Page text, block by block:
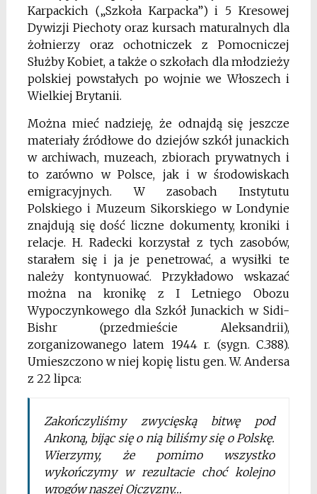
Karpackich („Szkoła Karpacka”) i 5 Kresowej
Dywizji Piechoty oraz kursach maturalnych dla
żołnierzy oraz ochotniczek z Pomocniczej
Służby Kobiet, a także o szkołach dla młodzieży
polskiej powstałych po wojnie we Włoszech i
Wielkiej Brytanii.
Można mieć nadzieję, że odnajdą się jeszcze
materiały źródłowe do dziejów szkół junackich
w archiwach, muzeach, zbiorach prywatnych i
to zarówno w Polsce, jak i w środowiskach
emigracyjnych. W zasobach Instytutu
Polskiego i Muzeum Sikorskiego w Londynie
znajdują się dość liczne dokumenty, kroniki i
relacje. H. Radecki korzystał z tych zasobów,
starałem się i ja je penetrować, a wysiłki te
należy kontynuować. Przykładowo wskazać
można na kronikę z I Letniego Obozu
Wypoczynkowego dla Szkół Junackich w Sidi-
Bishr (przedmieście Aleksandrii),
zorganizowanego latem 1944 r. (sygn. C.388).
Umieszczono w niej kopię listu gen. W. Andersa
z 22 lipca:
Zakończyliśmy zwycięską bitwę pod
Ankoną, bijąc się o nią biliśmy się o Polskę.
Wierzymy, że pomimo wszystko
wykończymy w rezultacie choć kolejno
wrogów naszej Ojczyzny…